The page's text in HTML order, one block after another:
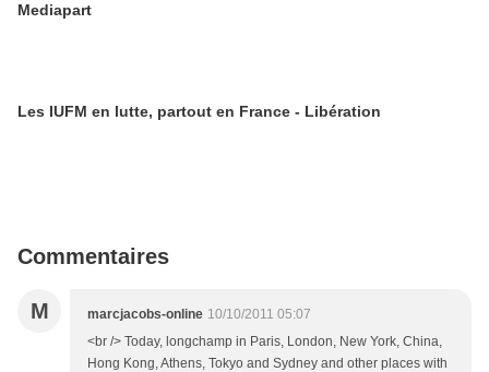
Mediapart
Les IUFM en lutte, partout en France - Libération
Commentaires
M marcjacobs-online 10/10/2011 05:07
<br /> Today, longchamp in Paris, London, New York, China,
Hong Kong, Athens, Tokyo and Sydney and other places with